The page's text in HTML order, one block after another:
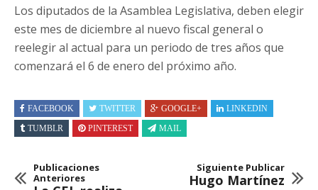
Los diputados de la Asamblea Legislativa, deben elegir
este mes de diciembre al nuevo fiscal general o
reelegir al actual para un periodo de tres años que
comenzará el 6 de enero del próximo año.
FACEBOOK TWITTER GOOGLE+
LINKEDIN
TUMBLR
PINTEREST MAIL
Publicaciones
Anteriores
Siguiente Publicar
Hugo Martínez